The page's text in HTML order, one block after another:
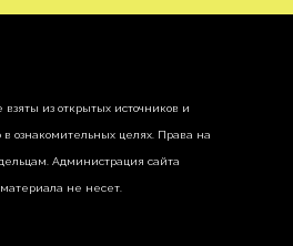
из открытых источников и
в ознакомительных целях. Права на
Администрация сайта
не несет.